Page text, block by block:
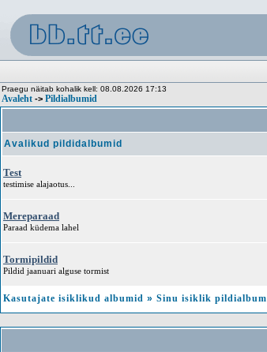
Praegu näitab kohalik kell: 08.08.2026 17:13
Avaleht -> Pildialbumid
Avalikud pildidalbumid
Test
testimise alajaotus...
Mereparaad
Paraad küdema lahel
Tormipildid
Pildid jaanuari alguse tormist
Kasutajate isiklikud albumid » Sinu isiklik pildialbum